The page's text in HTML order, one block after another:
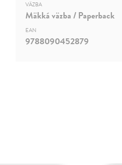
VÄZBA
Mäkká väzba / Paperback
EAN
9788090452879